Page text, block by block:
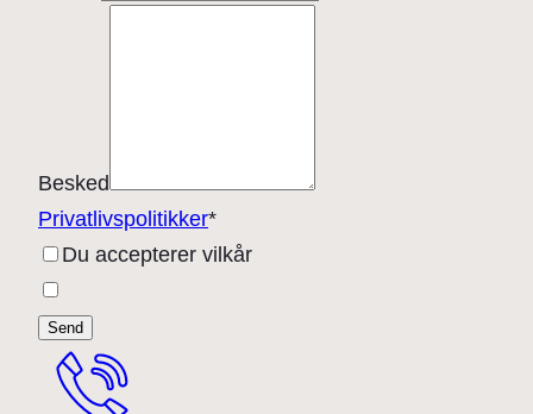
Besked
Privatlivspolitikker*
Du accepterer vilkår
Send